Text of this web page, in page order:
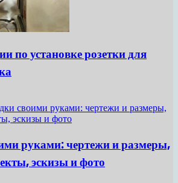
по установке розетки для
руками: чертежи и размеры,
эскизы и фото